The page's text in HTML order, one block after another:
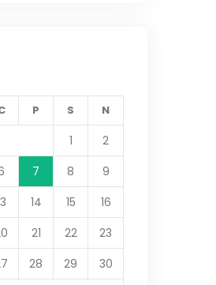
P S N
1
2
7 8
9
14 15
16
21 22
23
28 29
30